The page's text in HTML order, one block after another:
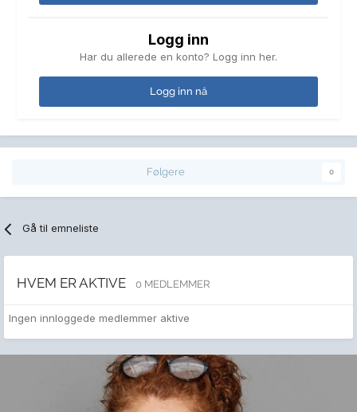
Logg inn
Har du allerede en konto? Logg inn her.
Logg inn nå
Følgere 0
Gå til emneliste
HVEM ER AKTIVE 0 MEDLEMMER
Ingen innloggede medlemmer aktive